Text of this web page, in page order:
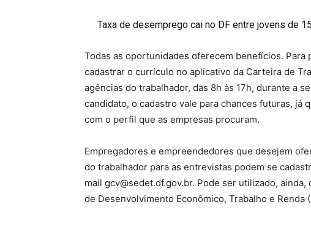
Taxa de desemprego cai no DF entre jovens de
Todas as oportunidades oferecem benefícios.
cadastrar o currículo no aplicativo da Carteira de
agências do trabalhador, das 8h às 17h, durante a
candidato, o cadastro vale para chances futuras, já
com o perfil que as empresas procuram.
Empregadores e empreendedores que desejem
do trabalhador para as entrevistas podem se
mail gcv@sedet.df.gov.br. Pode ser utilizado,
de Desenvolvimento Econômico, Trabalho e Renda